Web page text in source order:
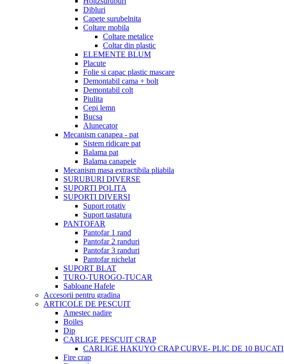
Dibluri
Capete surubelnita
Coltare mobila
Coltare metalice
Coltar din plastic
ELEMENTE BLUM
Placute
Folie si capac plastic mascare
Demontabil cama + bolt
Demontabil colt
Piulita
Cepi lemn
Bucsa
Alunecator
Mecanism canapea - pat
Sistem ridicare pat
Balama pat
Balama canapele
Mecanism masa extractibila pliabila
SURUBURI DIVERSE
SUPORTI POLITA
SUPORTI DIVERSI
Suport rotativ
Suport tastatura
PANTOFAR
Pantofar 1 rand
Pantofar 2 randuri
Pantofar 3 randuri
Pantofar nichelat
SUPORT BLAT
TURO-TUROGO-TUCAR
Sabloane Hafele
Accesorii pentru gradina
ARTICOLE DE PESCUIT
Amestec nadire
Boiles
Dip
CARLIGE PESCUIT CRAP
CARLIGE HAKUYO CRAP CURVE- PLIC DE 10 BUCATI
Fire crap